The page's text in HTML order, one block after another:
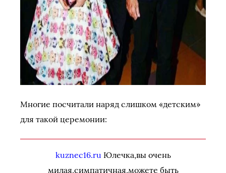
Многие посчитали наряд слишком «детским»
для такой церемонии:
kuznec16.ru Юлечка,вы очень
милая,симпатичная,можете быть